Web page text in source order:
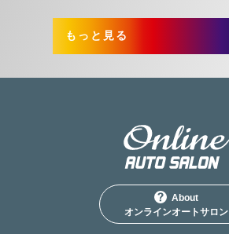
もっと見る
About
オンラインオートサロン